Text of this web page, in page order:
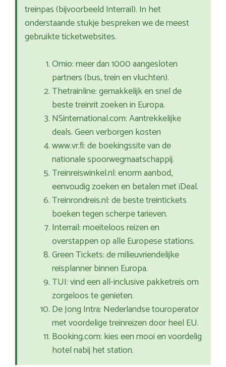
treinpas (bijvoorbeeld Interrail). In het
onderstaande stukje bespreken we de meest
gebruikte ticketwebsites.
Omio: meer dan 1000 aangesloten
partners (bus, trein en vluchten).
Thetrainline: gemakkelijk en snel de
beste treinrit zoeken in Europa.
NSinternational.com: Aantrekkelijke
deals. Geen verborgen kosten
www.vr.fi: de boekingssite van de
nationale spoorwegmaatschappij.
Treinreiswinkel.nl: enorm aanbod,
eenvoudig zoeken en betalen met iDeal.
Treinrondreis.nl: de beste treintickets
boeken tegen scherpe tarieven.
Interrail: moeiteloos reizen en
overstappen op alle Europese stations.
Green Tickets: de milieuvriendelijke
reisplanner binnen Europa.
TUI: vind een all-inclusive pakketreis om
zorgeloos te genieten.
De Jong Intra: Nederlandse touroperator
met voordelige treinreizen door heel EU.
Booking.com: kies een mooi en voordelig
hotel nabij het station.